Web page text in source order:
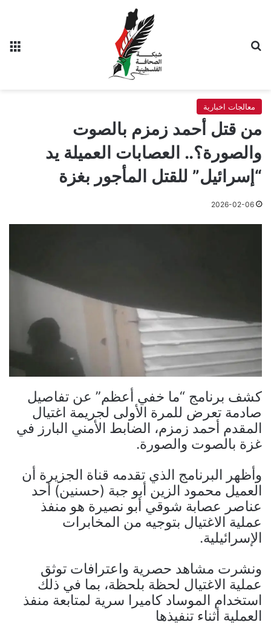
معالجات اخبارية
من قتل أحمد زمزم بالصوت
والصورة؟.. العصابات العميلة يد
“إسرائيل” للقتل المأجور بغزة
2026-02-06
كشف برنامج “ما خفي أعظم” عن تفاصيل
صادمة تعرض للمرة الأولى لجريمة اغتيال
المقدم أحمد زمزم، الضابط الأمني البارز في
غزة بالصوت والصورة.
وأظهر البرنامج الذي تقدمه قناة الجزيرة أن
العميل محمود الزين أبو جبة (حسنين) أحد
عناصر عصابة شوقي أبو نصيرة هو منفذ
عملية الاغتيال بتوجيه من المخابرات
الإسرائيلية.
ونشرت مشاهد حصرية واعترافات توثق
عملية الاغتيال لحظة بلحظة، بما في ذلك
استخدام الموساد كاميرا سرية لمتابعة منفذ
العملية أثناء تنفيذها